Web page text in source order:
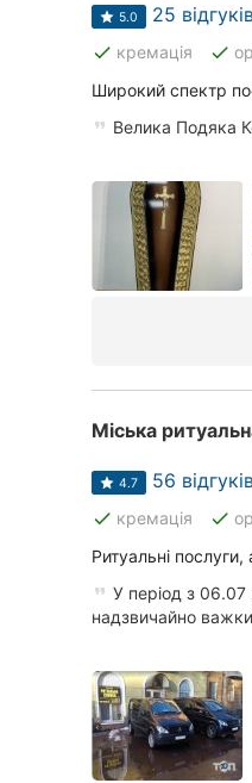
Полтава
Чернігів
Черкаси
Чернівці
Івано-Франківськ
Ужгород
5.0 25
done кремація done
Широкий спектр
Велика Подяка
Міська
4.7 56
done кремація done
Ритуальні
У період з
надзвичайно